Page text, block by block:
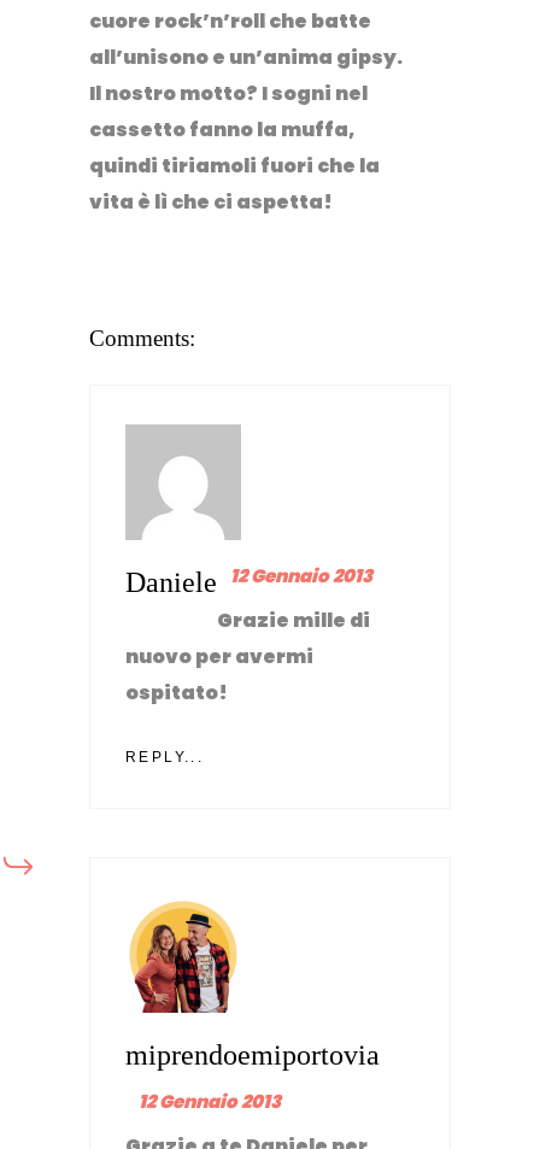
cuore rock’n’roll che batte
all’unisono e un’anima gipsy.
Il nostro motto? I sogni nel
cassetto fanno la muffa,
quindi tiriamoli fuori che la
vita è lì che ci aspetta!
Comments:
Daniele 12 Gennaio 2013
Grazie mille di
nuovo per avermi
ospitato!
REPLY...
miprendoemiportovia
12 Gennaio 2013